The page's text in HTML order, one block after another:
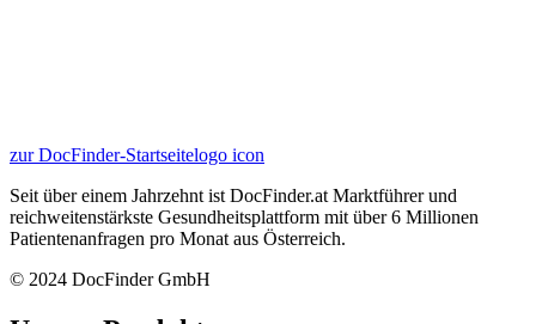
zur DocFinder-Startseitelogo icon
Seit über einem Jahrzehnt ist DocFinder.at Marktführer und
reichweitenstärkste Gesundheitsplattform mit über 6 Millionen
Patientenanfragen pro Monat aus Österreich.
© 2024 DocFinder GmbH